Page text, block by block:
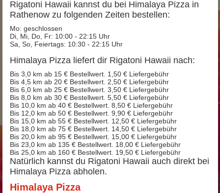
Rigatoni Hawaii kannst du bei Himalaya Pizza in
Rathenow zu folgenden Zeiten bestellen:
Mo: geschlossen
Di, Mi, Do, Fr: 10:00 - 22:15 Uhr
Sa, So, Feiertags: 10:30 - 22:15 Uhr
Himalaya Pizza liefert dir Rigatoni Hawaii nach:
Bis 3,0 km ab 15 € Bestellwert. 1,50 € Liefergebühr
Bis 4,5 km ab 20 € Bestellwert. 2,50 € Liefergebühr
Bis 6,0 km ab 25 € Bestellwert. 3,50 € Liefergebühr
Bis 8,0 km ab 30 € Bestellwert. 5,50 € Liefergebühr
Bis 10,0 km ab 40 € Bestellwert. 8,50 € Liefergebühr
Bis 12,0 km ab 50 € Bestellwert. 9,90 € Liefergebühr
Bis 15,0 km ab 55 € Bestellwert. 12,50 € Liefergebühr
Bis 18,0 km ab 75 € Bestellwert. 14,50 € Liefergebühr
Bis 20,0 km ab 95 € Bestellwert. 15,00 € Liefergebühr
Bis 23,0 km ab 135 € Bestellwert. 18,00 € Liefergebühr
Bis 25,0 km ab 160 € Bestellwert. 19,50 € Liefergebühr
Natürlich kannst du Rigatoni Hawaii auch direkt bei
Himalaya Pizza abholen.
Himalaya Pizza